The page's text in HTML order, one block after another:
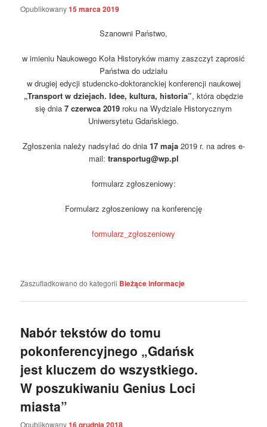
Opublikowany15 marca 2019
Szanowni Państwo,
w imieniu Naukowego Koła Historyków mamy zaszczyt zaprosić
Państwa do udziału
w drugiej edycji studencko-doktoranckiej konferencji naukowej
„Transport w dziejach. Idee, kultura, historia”, która obędzie
się dnia 7 czerwca 2019 roku na Wydziale Historycznym
Uniwersytetu Gdańskiego.
Zgłoszenia należy nadsyłać do dnia 17 maja2019 r. na adres e-
mail: transportug@wp.pl
formularz zgłoszeniowy:
Formularz zgłoszeniowy na konferencję
formularz_zgłoszeniowy
Zaszufladkowano do kategorii Bieżące informacje
Nabór tekstów do tomu
pokonferencyjnego „Gdańsk
jest kluczem do wszystkiego.
W poszukiwaniu Genius Loci
miasta”
Opublikowany16 grudnia 2018